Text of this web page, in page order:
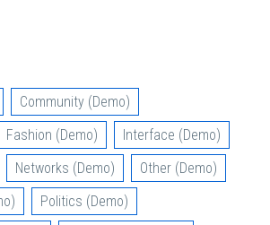
Community (Demo)
Fashion (Demo)
Interface (Demo)
Networks (Demo)
Other (Demo)
Politics (Demo)